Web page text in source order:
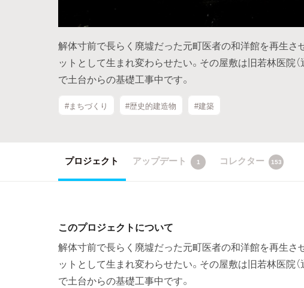
解体寸前で長らく廃墟だった元町医者の和洋館を再生さ
ットとして生まれ変わらせたい。その屋敷は旧若林医院（
で土台からの基礎工事中です。
#まちづくり #歴史的建造物 #建築
プロジェクト アップデート 1 コレクター 153
このプロジェクトについて
解体寸前で長らく廃墟だった元町医者の和洋館を再生さ
ットとして生まれ変わらせたい。その屋敷は旧若林医院（
で土台からの基礎工事中です。